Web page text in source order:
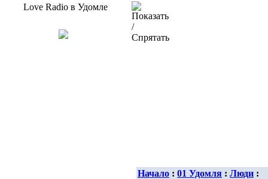
Love Radio в Удомле
Начало : 01 Удомля : Люди :